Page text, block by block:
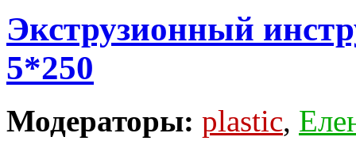
Экструзионный
5*250
Модераторы: plastic,